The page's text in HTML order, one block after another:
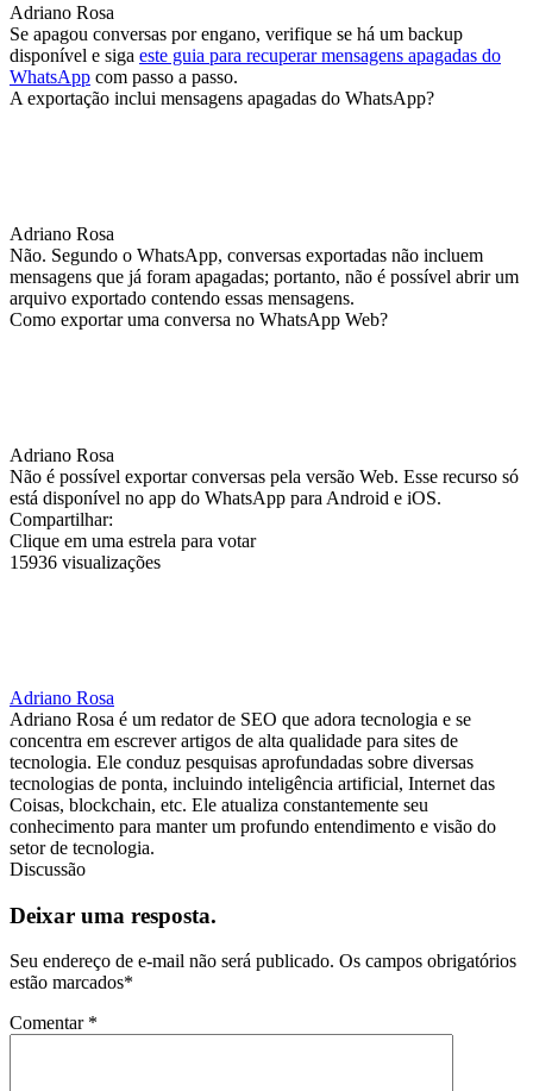
Adriano Rosa
Se apagou conversas por engano, verifique se há um backup
disponível e siga este guia para recuperar mensagens apagadas do
WhatsApp com passo a passo.
A exportação inclui mensagens apagadas do WhatsApp?
Adriano Rosa
Não. Segundo o WhatsApp, conversas exportadas não incluem
mensagens que já foram apagadas; portanto, não é possível abrir um
arquivo exportado contendo essas mensagens.
Como exportar uma conversa no WhatsApp Web?
Adriano Rosa
Não é possível exportar conversas pela versão Web. Esse recurso só
está disponível no app do WhatsApp para Android e iOS.
Compartilhar:
Clique em uma estrela para votar
15936 visualizações
Adriano Rosa
Adriano Rosa é um redator de SEO que adora tecnologia e se
concentra em escrever artigos de alta qualidade para sites de
tecnologia. Ele conduz pesquisas aprofundadas sobre diversas
tecnologias de ponta, incluindo inteligência artificial, Internet das
Coisas, blockchain, etc. Ele atualiza constantemente seu
conhecimento para manter um profundo entendimento e visão do
setor de tecnologia.
Discussão
Deixar uma resposta.
Seu endereço de e-mail não será publicado. Os campos obrigatórios
estão marcados*
Comentar *